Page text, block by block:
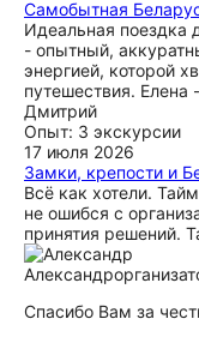
Самобытная
Идеальная поездка
- опытный,
энергией, которой
путешествия. Елена
Дмитрий
Опыт: 3 экскурсии
17 июля 2026
Замки, крепости и
Всё как хотели.
не ошибся с
принятия решений.
Александр
Спасибо Вам за